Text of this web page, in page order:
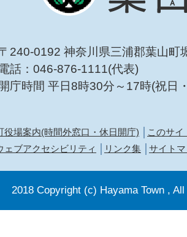
240-0192 神奈川県三浦郡葉山町
電話：046-876-1111(代表)
開庁時間 平日8時30分～17時(祝日
役場案内(時間外窓口・休日開庁)
このサイ
ェブアクセシビリティ
リンク集 サイト
2018 Copyright (c) Hayama Town ,